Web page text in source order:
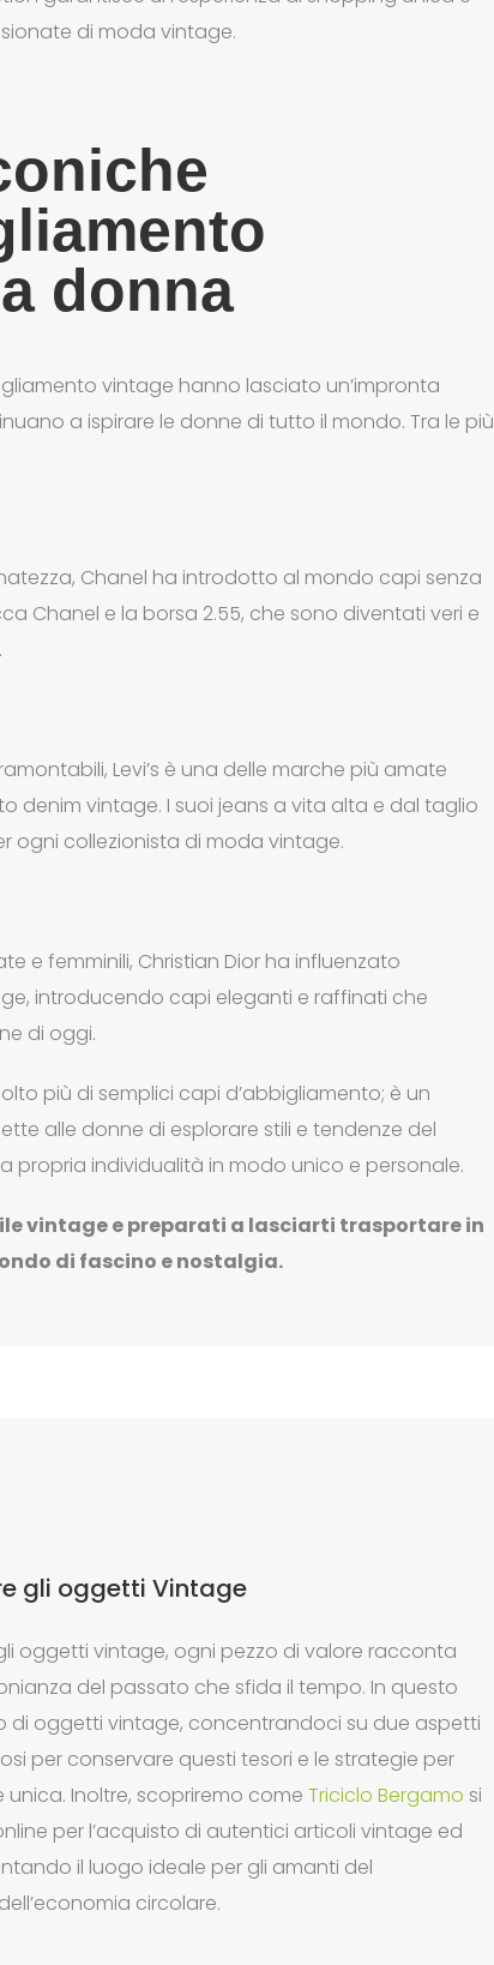
di moda vintage.
donna
vintage hanno lasciato un’impronta
a ispirare le donne di tutto il mondo. Tra le più
Chanel ha introdotto al mondo capi senza
Chanel e la borsa 2.55, che sono diventati veri e
Levi’s è una delle marche più amate
denim vintage. I suoi jeans a vita alta e dal taglio
ogni collezionista di moda vintage.
e femminili, Christian Dior ha influenzato
introducendo capi eleganti e raffinati che
di oggi.
più di semplici capi d’abbigliamento; è un
alle donne di esplorare stili e tendenze del
propria individualità in modo unico e personale.
vintage e preparati a lasciarti trasportare in
di fascino e nostalgia.
gli oggetti Vintage
oggetti vintage, ogni pezzo di valore racconta
del passato che sfida il tempo. In questo
di oggetti vintage, concentrandoci su due aspetti
per conservare questi tesori e le strategie per
Inoltre, scopriremo come Triciclo Bergamo si
per l’acquisto di autentici articoli vintage ed
il luogo ideale per gli amanti del
circolare.